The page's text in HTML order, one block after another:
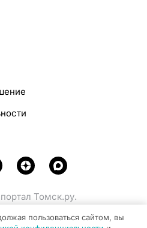
Томск.ру.
связи и массовых
пользоваться сайтом, вы